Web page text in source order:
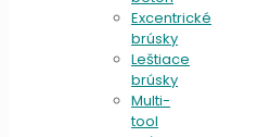
Excentrické
brúsky
Leštiace
brúsky
Multi-
tool